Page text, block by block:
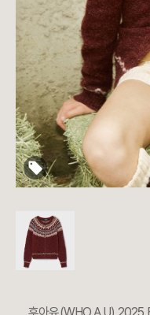
후아유(WHO.A.U) 2025